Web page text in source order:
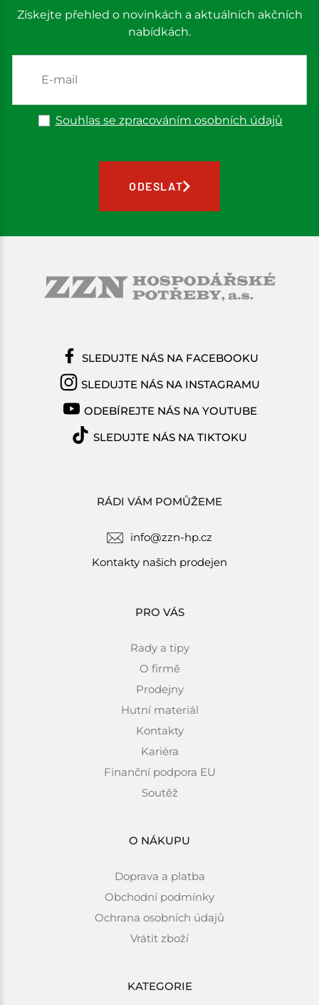
Získejte přehled o novinkách a aktuálních akčních
nabídkách.
Souhlas se zpracováním osobních údajů
ODESLAT
RÁDI VÁM POMŮŽEME
info@zzn-hp.cz
Kontakty našich prodejen
PRO VÁS
Rady a tipy
O firmě
Prodejny
Hutní materiál
Kontakty
Kariéra
Finanční podpora EU
Soutěž
O NÁKUPU
Doprava a platba
Obchodní podmínky
Ochrana osobních údajů
Vrátit zboží
KATEGORIE
SLEDUJTE NÁS NA FACEBOOKU
SLEDUJTE NÁS NA INSTAGRAMU
ODEBÍREJTE NÁS NA YOUTUBE
SLEDUJTE NÁS NA TIKTOKU